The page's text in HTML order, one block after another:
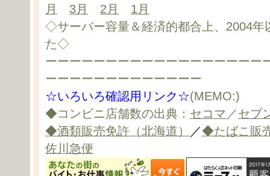
月 3月 2月
1月
◇サーバー容量＆経済的都合上、2004年
た◇
ーーーーーーーーーーーーーーーーーー
ーーーーーーーーーーーーー
☆いろいろ確認用リンク☆(MEMO:)
◆コンビニ店舗数の出典： セコマ ／セブ
◆酒類販売免許（北海道）
／◆たばこ販
佐川急便